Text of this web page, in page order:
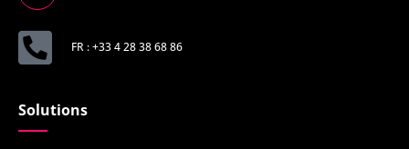
FR : +33 4 28 38 68 86
Solutions